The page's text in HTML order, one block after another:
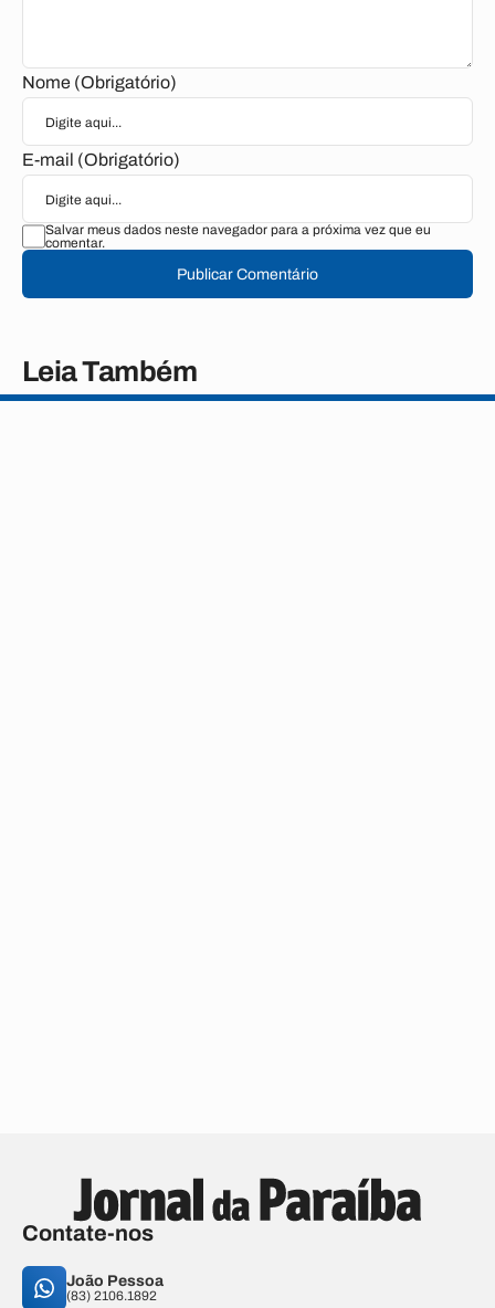
Nome (Obrigatório)
E-mail (Obrigatório)
Salvar meus dados neste navegador para a próxima vez que eu
comentar.
Publicar Comentário
Leia Também
Contate-nos
João Pessoa
(83) 2106.1892